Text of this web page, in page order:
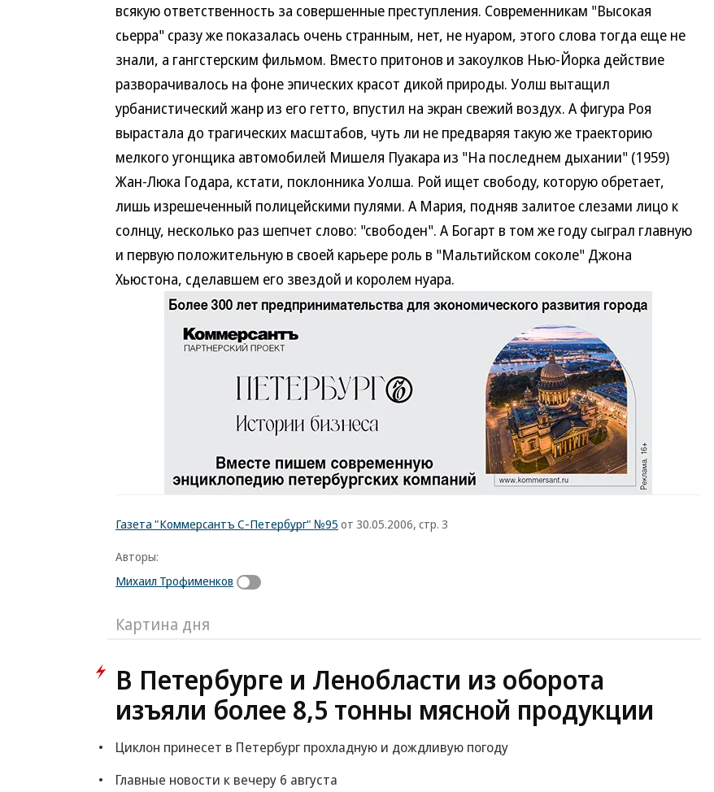
всякую ответственность за совершенные преступления. Современникам "Высокая
сьерра" сразу же показалась очень странным, нет, не нуаром, этого слова тогда еще не
знали, а гангстерским фильмом. Вместо притонов и закоулков Нью-Йорка действие
разворачивалось на фоне эпических красот дикой природы. Уолш вытащил
урбанистический жанр из его гетто, впустил на экран свежий воздух. А фигура Роя
вырастала до трагических масштабов, чуть ли не предваряя такую же траекторию
мелкого угонщика автомобилей Мишеля Пуакара из "На последнем дыхании" (1959)
Жан-Люка Годара, кстати, поклонника Уолша. Рой ищет свободу, которую обретает,
лишь изрешеченный полицейскими пулями. А Мария, подняв залитое слезами лицо к
солнцу, несколько раз шепчет слово: "свободен". А Богарт в том же году сыграл главную
и первую положительную в своей карьере роль в "Мальтийском соколе" Джона
Хьюстона, сделавшем его звездой и королем нуара.
Газета "Коммерсантъ С-Петербург" №95 от 30.05.2006, стр. 3
Авторы:
Михаил Трофименков
Картина дня
В Петербурге и Ленобласти из оборота
изъяли более 8,5 тонны мясной продукции
Циклон принесет в Петербург прохладную и дождливую погоду
Главные новости к вечеру 6 августа